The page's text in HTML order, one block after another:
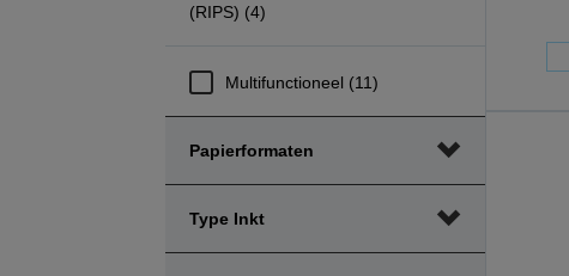
(RIPS) (4)
Multifunctioneel (11)
Papierformaten
Type Inkt